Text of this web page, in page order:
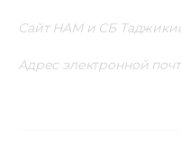
Сайт НАМ и СБ
Адрес электронной